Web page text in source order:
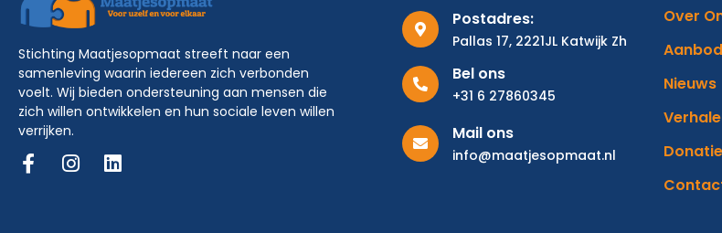
Stichting Maatjesopmaat streeft naar een
samenleving waarin iedereen zich verbonden
voelt. Wij bieden ondersteuning aan mensen die
zich willen ontwikkelen en hun sociale leven willen
verrijken.
Postadres:
Pallas 17, 2221JL Katwijk Zh
Bel ons
+31 6 27860345
Mail ons
info@maatjesopmaat.nl
Over
Aanbod
Nieuws
Donatie